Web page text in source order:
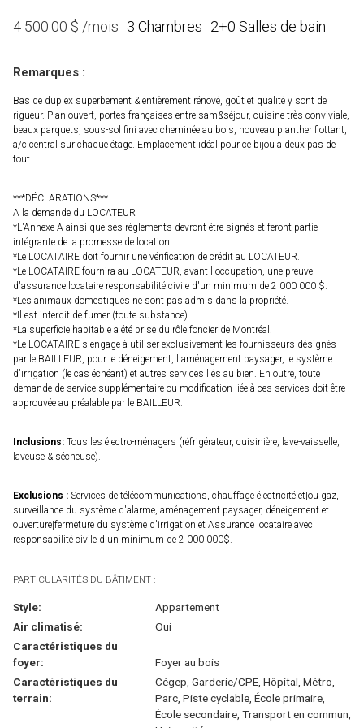
4 500.00 $ /mois 3 Chambres 2+0 Salles de bain
Remarques :
Bas de duplex superbement & entièrement rénové, goût et qualité y sont de
rigueur. Plan ouvert, portes françaises entre sam&séjour, cuisine très conviviale,
beaux parquets, sous-sol fini avec cheminée au bois, nouveau planther flottant,
a/c central sur chaque étage. Emplacement idéal pour ce bijou a deux pas de
tout.
***DÉCLARATIONS***
A la demande du LOCATEUR
*L'Annexe A ainsi que ses règlements devront être signés et feront partie
intégrante de la promesse de location.
*Le LOCATAIRE doit fournir une vérification de crédit au LOCATEUR.
*Le LOCATAIRE fournira au LOCATEUR, avant l'occupation, une preuve
d'assurance locataire responsabilité civile d'un minimum de 2 000 000 $.
*Les animaux domestiques ne sont pas admis dans la propriété.
*Il est interdit de fumer (toute substance).
*La superficie habitable a été prise du rôle foncier de Montréal.
*Le LOCATAIRE s'engage à utiliser exclusivement les fournisseurs désignés
par le BAILLEUR, pour le déneigement, l'aménagement paysager, le système
d'irrigation (le cas échéant) et autres services liés au bien. En outre, toute
demande de service supplémentaire ou modification liée à ces services doit être
approuvée au préalable par le BAILLEUR.
Inclusions: Tous les électro-ménagers (réfrigérateur, cuisinière, lave-vaisselle,
laveuse & sécheuse).
Exclusions : Services de télécommunications, chauffage électricité et|ou gaz,
surveillance du système d'alarme, aménagement paysager, déneigement et
ouverture|fermeture du système d'irrigation et Assurance locataire avec
responsabilité civile d'un minimum de 2 000 000$.
PARTICULARITÉS DU BÂTIMENT :
Style:
Appartement
Air climatisé:
Oui
Caractéristiques du
foyer:
Foyer au bois
Caractéristiques du
terrain:
Cégep, Garderie/CPE, Hôpital, Métro,
Parc, Piste cyclable, École primaire,
École secondaire, Transport en commun,